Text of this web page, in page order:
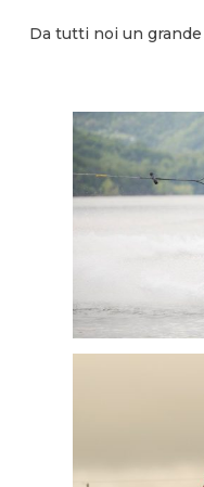
Da tutti noi un